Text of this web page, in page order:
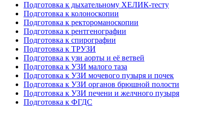
Подготовка к дыхательному ХЕЛИК-тесту
Подготовка к колоноскопии
Подготовка к ректороманоскопии
Подготовка к рентгенографии
Подготовка к спирографии
Подготовка к ТРУЗИ
Подготовка к узи аорты и её ветвей
Подготовка к УЗИ малого таза
Подготовка к УЗИ мочевого пузыря и почек
Подготовка к УЗИ органов брюшной полости
Подготовка к УЗИ печени и желчного пузыря
Подготовка к ФГДС